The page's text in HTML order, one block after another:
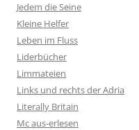
Jedem die Seine
Kleine Helfer
Leben im Fluss
Liderbücher
Limmateien
Links und rechts der Adria
Literally Britain
Mc aus-erlesen